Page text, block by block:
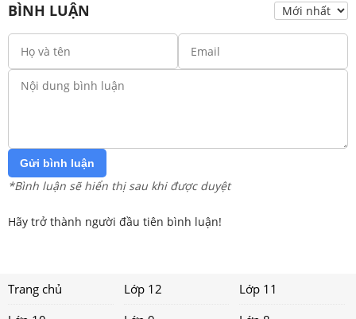
BÌNH LUẬN
Gửi bình luận
*Bình luận sẽ hiển thị sau khi được duyệt
Hãy trở thành người đầu tiên bình luận!
Trang chủ Lớp 12
Lớp 11